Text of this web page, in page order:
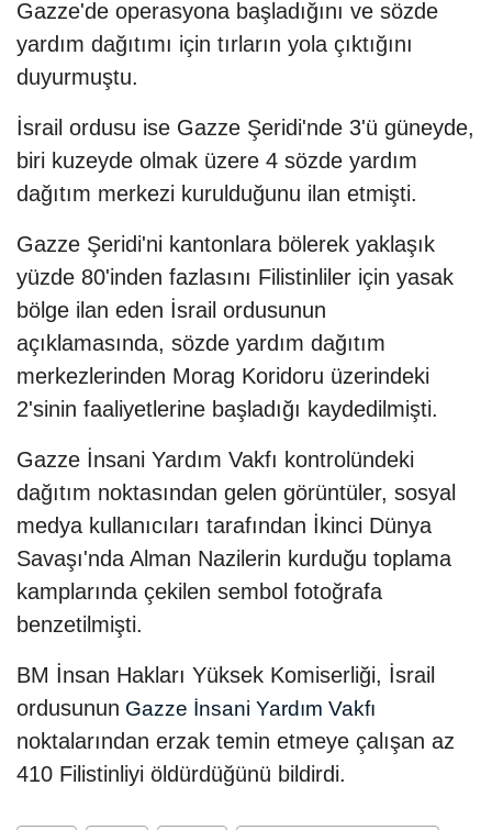
Gazze'de operasyona başladığını ve sözde
yardım dağıtımı için tırların yola çıktığını
duyurmuştu.
İsrail ordusu ise Gazze Şeridi'nde 3'ü güneyde,
biri kuzeyde olmak üzere 4 sözde yardım
dağıtım merkezi kurulduğunu ilan etmişti.
Gazze Şeridi'ni kantonlara bölerek yaklaşık
yüzde 80'inden fazlasını Filistinliler için yasak
bölge ilan eden İsrail ordusunun
açıklamasında, sözde yardım dağıtım
merkezlerinden Morag Koridoru üzerindeki
2'sinin faaliyetlerine başladığı kaydedilmişti.
Gazze İnsani Yardım Vakfı kontrolündeki
dağıtım noktasından gelen görüntüler, sosyal
medya kullanıcıları tarafından İkinci Dünya
Savaşı'nda Alman Nazilerin kurduğu toplama
kamplarında çekilen sembol fotoğrafa
benzetilmişti.
BM İnsan Hakları Yüksek Komiserliği, İsrail
ordusunun Gazze İnsani Yardım Vakfı
noktalarından erzak temin etmeye çalışan az
410 Filistinliyi öldürdüğünü bildirdi.